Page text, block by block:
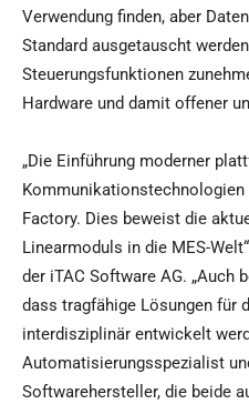
Verwendung finden, aber
Standard ausgetauscht
Steuerungsfunktionen
Hardware und damit offener
„Die Einführung moderner
Factory. Dies beweist die
Linearmoduls in die MES-
der iTAC Software AG. „Auch
dass tragfähige Lösungen für
interdisziplinär entwickelt
Automatisierungsspezialist
Softwarehersteller, die beide